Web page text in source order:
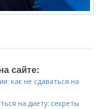
сайте:
как не сдаваться на
на диету: секреты